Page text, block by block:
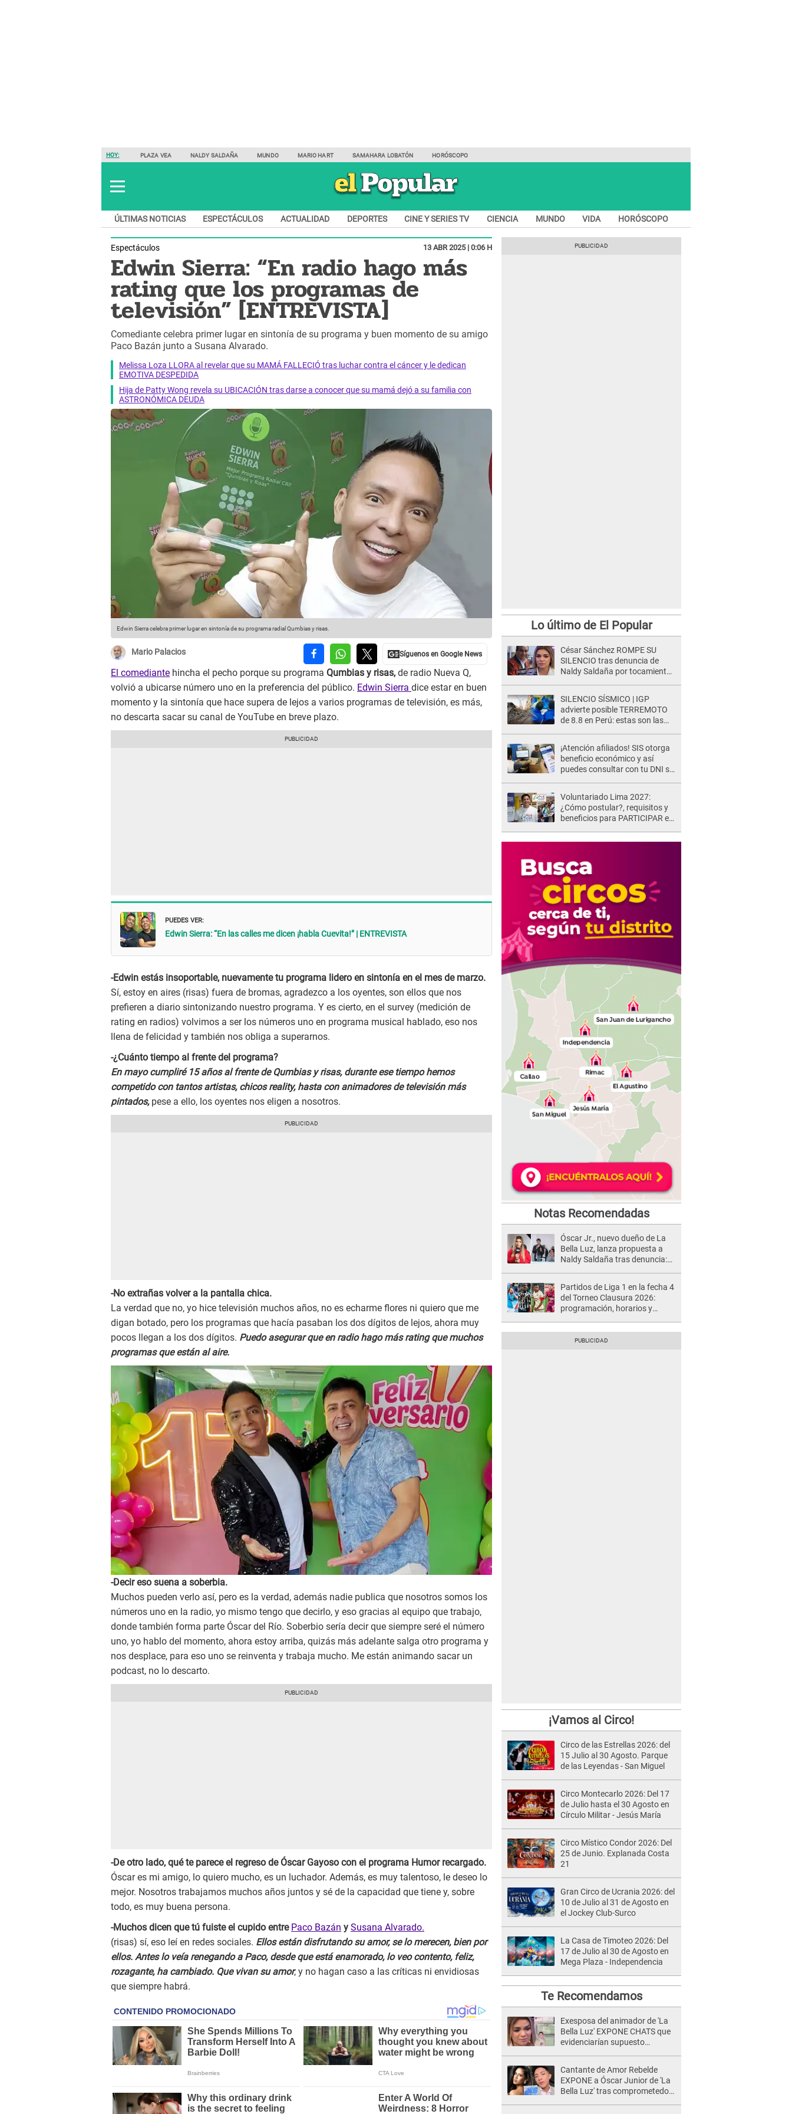
HOY: PLAZA VEA NALDY SALDAÑA MUNDO MARIO HART SAMAHARA LOBATÓN HORÓSCOPO
ÚLTIMAS NOTICIAS ESPECTÁCULOS ACTUALIDAD DEPORTES CINE Y SERIES TV CIENCIA MUNDO VIDA HORÓSCOPO
Espectáculos 13 ABR 2025 | 0:06 H
Edwin Sierra: “En radio hago más
rating que los programas de
televisión” [ENTREVISTA]
Comediante celebra primer lugar en sintonía de su programa y buen momento de su amigo
Paco Bazán junto a Susana Alvarado.
Melissa Loza LLORA al revelar que su MAMÁ FALLECIÓ tras luchar contra el cáncer y le dedican
EMOTIVA DESPEDIDA
Hija de Patty Wong revela su UBICACIÓN tras darse a conocer que su mamá dejó a su familia con
ASTRONÓMICA DEUDA
Edwin Sierra celebra primer lugar en sintonía de su programa radial Qumbias y risas.
Mario Palacios
El comediante hincha el pecho porque su programa Qumbias y risas, de radio Nueva Q,
volvió a ubicarse número uno en la preferencia del público. Edwin Sierra dice estar en buen
momento y la sintonía que hace supera de lejos a varios programas de televisión, es más,
no descarta sacar su canal de YouTube en breve plazo.
PUEDES VER:
Edwin Sierra: “En las calles me dicen ¡habla Cuevita!” | ENTREVISTA
-Edwin estás insoportable, nuevamente tu programa lidero en sintonía en el mes de marzo.
Sí, estoy en aires (risas) fuera de bromas, agradezco a los oyentes, son ellos que nos
prefieren a diario sintonizando nuestro programa. Y es cierto, en el survey (medición de
rating en radios) volvimos a ser los números uno en programa musical hablado, eso nos
llena de felicidad y también nos obliga a superarnos.
-¿Cuánto tiempo al frente del programa?
En mayo cumpliré 15 años al frente de Qumbias y risas, durante ese tiempo hemos
competido con tantos artistas, chicos reality, hasta con animadores de televisión más
pintados,pese a ello, los oyentes nos eligen a nosotros.
-No extrañas volver a la pantalla chica.
La verdad que no, yo hice televisión muchos años, no es echarme flores ni quiero que me
digan botado, pero los programas que hacía pasaban los dos dígitos de lejos, ahora muy
pocos llegan a los dos dígitos. Puedo asegurar que en radio hago más rating que muchos
programas que están al aire.
-Decir eso suena a soberbia.
Muchos pueden verlo así, pero es la verdad, además nadie publica que nosotros somos los
números uno en la radio, yo mismo tengo que decirlo, y eso gracias al equipo que trabajo,
donde también forma parte Óscar del Río. Soberbio sería decir que siempre seré el número
uno, yo hablo del momento, ahora estoy arriba, quizás más adelante salga otro programa y
nos desplace, para eso uno se reinventa y trabaja mucho. Me están animando sacar un
podcast, no lo descarto.
-De otro lado, qué te parece el regreso de Óscar Gayoso con el programa Humor recargado.
Óscar es mi amigo, lo quiero mucho, es un luchador. Además, es muy talentoso, le deseo lo
mejor. Nosotros trabajamos muchos años juntos y sé de la capacidad que tiene y, sobre
todo, es muy buena persona.
-Muchos dicen que tú fuiste el cupido entre Paco Bazán y Susana Alvarado.
(risas) sí, eso leí en redes sociales. Ellos están disfrutando su amor, se lo merecen, bien por
ellos. Antes lo veía renegando a Paco, desde que está enamorado, lo veo contento, feliz,
rozagante, ha cambiado. Que vivan su amor, y no hagan caso a las críticas ni envidiosas
que siempre habrá.
Lo último de El Popular
César Sánchez ROMPE SU
SILENCIO tras denuncia de
Naldy Saldaña por tocamientos
presunción de inocencia"
SILENCIO SÍSMICO | IGP
advierte posible TERREMOTO
de 8.8 en Perú: estas son las
¡Atención afiliados! SIS otorga
beneficio económico y así
puedes consultar con tu DNI si
Voluntariado Lima 2027:
¿Cómo postular?, requisitos y
beneficios para PARTICIPAR en
Notas Recomendadas
Óscar Jr., nuevo dueño de La
Bella Luz, lanza propuesta a
Naldy Saldaña tras denuncia:
Partidos de Liga 1 en la fecha 4
del Torneo Clausura 2026:
programación, horarios y
¡Vamos al Circo!
Circo de las Estrellas 2026: del
15 Julio al 30 Agosto. Parque
de las Leyendas - San Miguel
Circo Montecarlo 2026: Del 17
de Julio hasta el 30 Agosto en
Círculo Militar - Jesús María
Circo Místico Condor 2026: Del
25 de Junio. Explanada Costa
21
Gran Circo de Ucrania 2026: del
10 de Julio al 31 de Agosto en
el Jockey Club-Surco
La Casa de Timoteo 2026: Del
17 de Julio al 30 de Agosto en
Mega Plaza - Independencia
Te Recomendamos
Exesposa del animador de 'La
Bella Luz' EXPONE CHATS que
evidenciarían supuesto
Cantante de Amor Rebelde
EXPONE a Óscar Junior de 'La
Bella Luz' tras comprometedor